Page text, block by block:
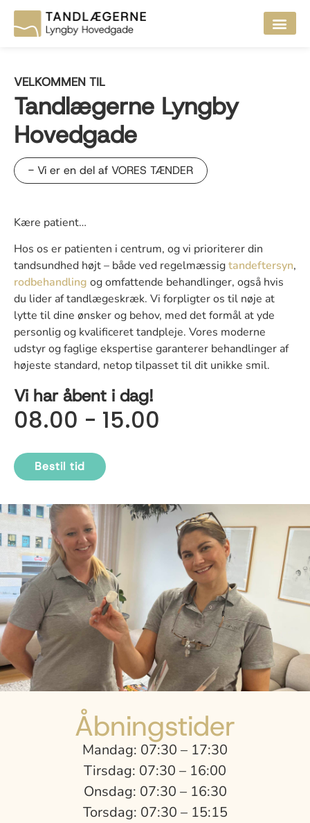
VELKOMMEN TIL
Tandlægerne Lyngby
Hovedgade
- Vi er en del af VORES TÆNDER
Kære patient…
Hos os er patienten i centrum, og vi prioriterer din
tandsundhed højt – både ved regelmæssigtandeftersyn,
rodbehandling og omfattende behandlinger, også hvis
du lider af tandlægeskræk. Vi forpligter os til nøje at
lytte til dine ønsker og behov, med det formål at yde
personlig og kvalificeret tandpleje. Vores moderne
udstyr og faglige ekspertise garanterer behandlinger af
højeste standard, netop tilpasset til dit unikke smil.
Vi har åbent i dag!
08.00 - 15.00
Bestil tid
Åbningstider
Mandag: 07:30 – 17:30
Tirsdag: 07:30 – 16:00
Onsdag: 07:30 – 16:30
Torsdag: 07:30 – 15:15